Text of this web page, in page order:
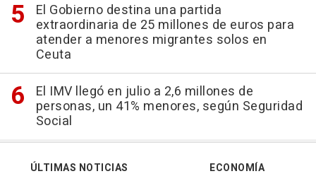
El Gobierno destina una partida
extraordinaria de 25 millones de euros para
atender a menores migrantes solos en
Ceuta
El IMV llegó en julio a 2,6 millones de
personas, un 41% menores, según Seguridad
Social
ÚLTIMAS NOTICIAS
ECONOMÍA